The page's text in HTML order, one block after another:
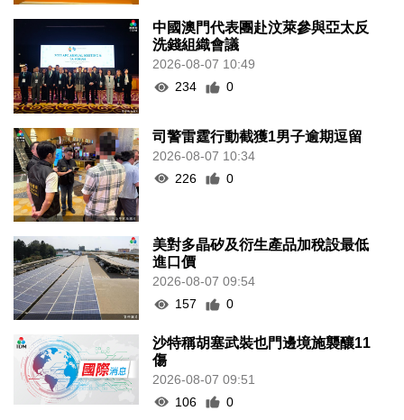
中國澳門代表團赴汶萊參與亞太反
洗錢組織會議
2026-08-07 10:49
234
0
司警雷霆行動截獲1男子逾期逗留
2026-08-07 10:34
226
0
美對多晶矽及衍生產品加稅設最低
進口價
2026-08-07 09:54
157
0
沙特稱胡塞武裝也門邊境施襲釀11
傷
2026-08-07 09:51
106
0